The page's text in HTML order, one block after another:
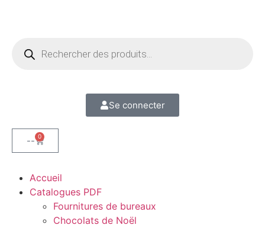
Se connecter
-- 0
Accueil
Catalogues PDF
Fournitures de bureaux
Chocolats de Noël